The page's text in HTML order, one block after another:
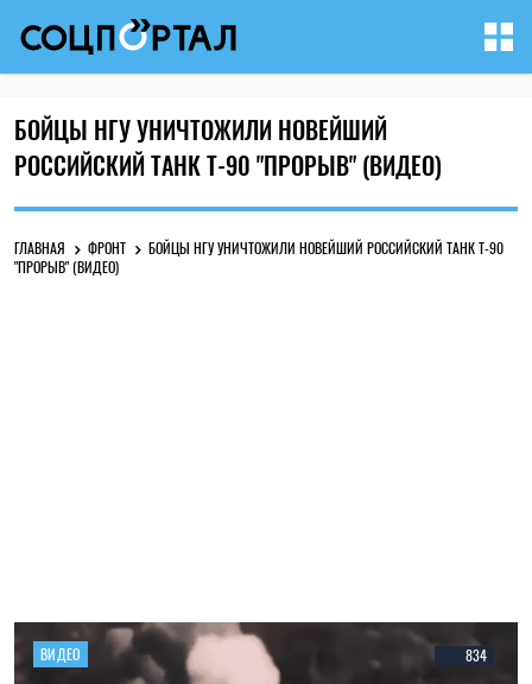
БОЙЦЫ НГУ УНИЧТОЖИЛИ НОВЕЙШИЙ
РОССИЙСКИЙ ТАНК Т-90 "ПРОРЫВ" (ВИДЕО)
ГЛАВНАЯ ФРОНТ
БОЙЦЫ НГУ УНИЧТОЖИЛИ НОВЕЙШИЙ РОССИЙСКИЙ ТАНК Т-90
"ПРОРЫВ" (ВИДЕО)
834
ВИДЕО